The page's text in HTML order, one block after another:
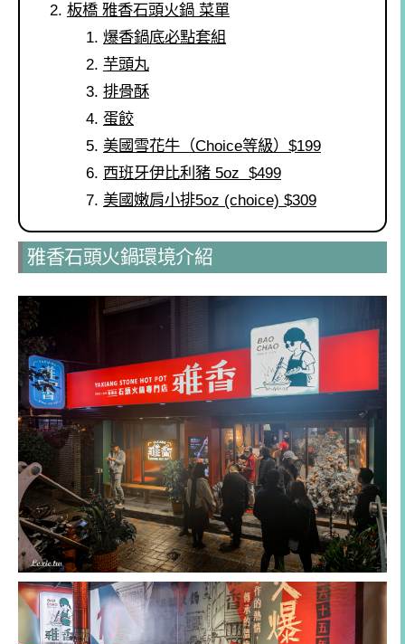
板橋 雅香石頭火鍋 菜單
爆香鍋底必點套組
芋頭丸
排骨酥
蛋餃
美國雪花牛（Choice等級）$199
西班牙伊比利豬 5oz $499
美國嫩肩小排5oz (choice) $309
雅香石頭火鍋環境介紹